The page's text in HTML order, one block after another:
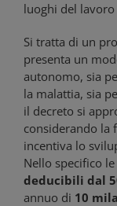
luoghi del
Si tratta di un
presenta un
autonomo, sia
la malattia, sia
il decreto si
considerando la
incentiva lo
Nello specifico
deducibili dal
annuo di 10